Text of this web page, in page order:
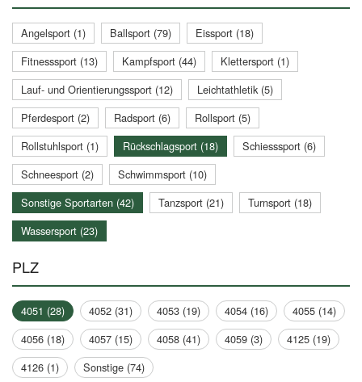
Angelsport (1) Ballsport (79)
Eissport (18)
Fitnesssport (13)
Kampfsport (44)
Klettersport (1)
Lauf- und Orientierungssport (12)
Leichtathletik (5)
Pferdesport (2)
Radsport (6)
Rollsport (5)
Rollstuhlsport (1)
Rückschlagsport (18)
Schiesssport (6)
Schneesport (2)
Schwimmsport (10)
Sonstige Sportarten (42)
Tanzsport (21)
Turnsport (18)
Wassersport (23)
PLZ
4051 (28) 4052 (31) 4053 (19) 4054 (16)
4055 (14)
4056 (18)
4057 (15) 4058 (41) 4059 (3)
4125 (19)
4126 (1)
Sonstige (74)